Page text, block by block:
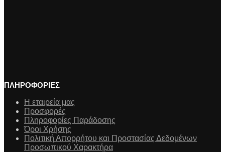
ΠΛΗΡΟΦΟΡΙΕΣ
Η εταιρεία μας
Προσφορές
Πληροφορίες Παράδοσης
Όροι Χρήσης
Πολιτική Απορρήτου και Προστασίας Δεδομένων
Προσωπικού Χαρακτήρα